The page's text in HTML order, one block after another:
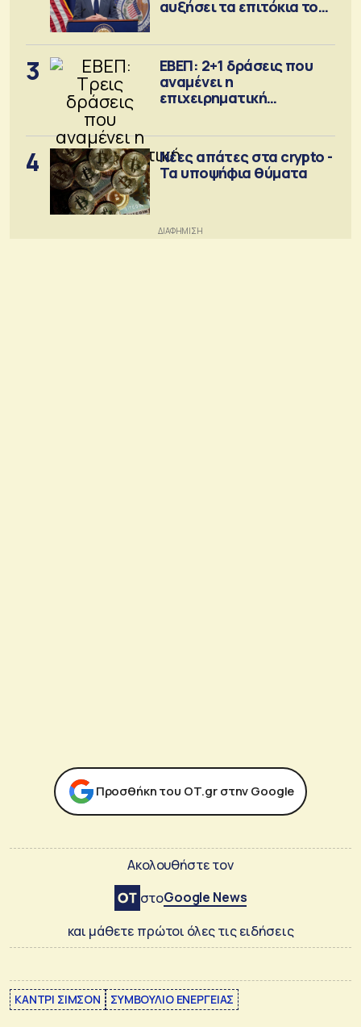
αυξήσει τα επιτόκια τον
3
ΕΒΕΠ: 2+1 δράσεις που
αναμένει η
επιχειρηματική
4
Νέες απάτες στα crypto -
Τα υποψήφια θύματα
Προσθήκη του ΟΤ.gr στην Google
Ακολουθήστε τον
στοGoogle News
και μάθετε πρώτοι όλες τις ειδήσεις
ΚΑΝΤΡΙ ΣΙΜΣΟΝ ΣΥΜΒΟΥΛΙΟ ΕΝΕΡΓΕΙΑΣ